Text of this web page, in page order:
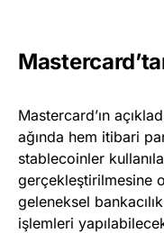
Mastercard’ın
ağında hem itibari
stablecoinler
gerçekleştirilmesine
geleneksel
işlemleri